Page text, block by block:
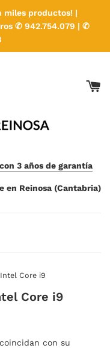
miles productos! |
✆ 942.754.079 | ✆
3 años de garantía
en Reinosa (Cantabria)
Core i9
Core i9
con su